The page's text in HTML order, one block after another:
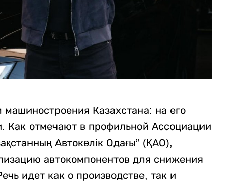
Казахстана: на его
Как отмечают в профильной Ассоциации
Автокөлік Одағы” (ҚАО),
автокомпонентов для снижения
идет как о производстве, так и